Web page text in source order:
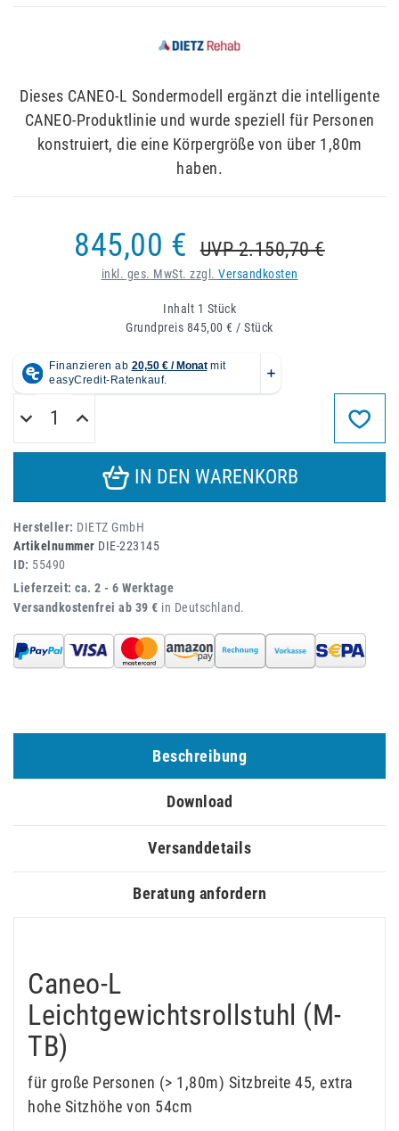
Dieses CANEO-L Sondermodell ergänzt die intelligente
CANEO-Produktlinie und wurde speziell für Personen
konstruiert, die eine Körpergröße von über 1,80m
haben.
845,00 € UVP 2.150,70 €
inkl. ges. MwSt. zzgl. Versandkosten
Inhalt 1 Stück
Grundpreis 845,00 € / Stück
IN DEN WARENKORB
Hersteller: DIETZ GmbH
Artikelnummer DIE-223145
ID: 55490
Lieferzeit: ca. 2 - 6 Werktage
Versandkostenfrei ab 39 € in Deutschland.
Beschreibung
Download
Versanddetails
Beratung anfordern
Caneo-L
Leichtgewichtsrollstuhl (M-
TB)
für große Personen (> 1,80m) Sitzbreite 45, extra
hohe Sitzhöhe von 54cm